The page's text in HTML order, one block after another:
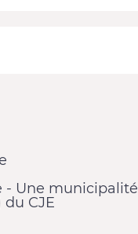
- Une municipalité
du CJE